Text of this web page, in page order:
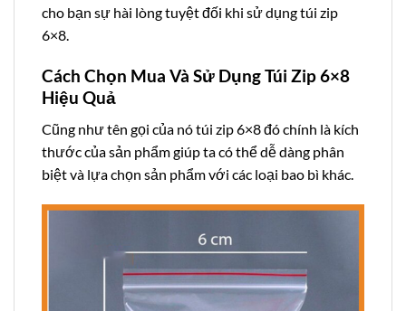
cho bạn sự hài lòng tuyệt đối khi sử dụng túi zip
6×8.
Cách Chọn Mua Và Sử Dụng Túi Zip 6×8
Hiệu Quả
Cũng như tên gọi của nó túi zip 6×8 đó chính là kích
thước của sản phẩm giúp ta có thể dễ dàng phân
biệt và lựa chọn sản phẩm với các loại bao bì khác.